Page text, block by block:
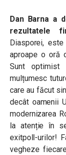
Dan Barna a
rezultatele
Diasporei,
aproape o oră
Sunt optimist
mulțumesc
care au făcut
decât oamenii
modernizarea
la atenție în
exitpoll-urilor!
vegheze